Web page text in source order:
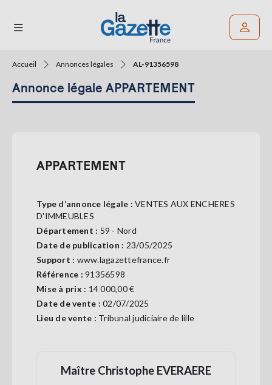
THÉMATIQUES
SERVICES
GAZETTE
Se
connecter
Accueil Annonces légales AL-91356598
Annonce légale APPARTEMENT
APPARTEMENT
Type d’annonce légale : VENTES AUX ENCHERES
D'IMMEUBLES
Département : 59 - Nord
Date de publication : 23/05/2025
Support : www.lagazettefrance.fr
Référence : 91356598
Mise à prix : 14 000,00 €
Date de vente : 02/07/2025
Lieu de vente : Tribunal judiciaire de lille
Maître Christophe EVERAERE